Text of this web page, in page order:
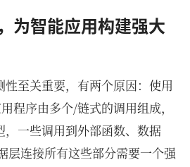
为智能应用构建强大
至关重要，有两个原因：使用
程序由多个/链式的调用组成，
一些调用到外部函数、数据
层连接所有这些部分需要一个强